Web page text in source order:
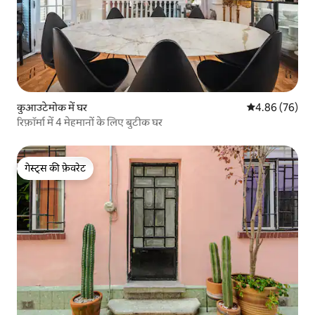
कुआउटेमोक में घर औसत रेटिंग 5 में
4.86 (76)
रिफ़ॉर्मा में 4 मेहमानों के लिए बुटीक घर
गेस्ट्स की फ़ेवरेट
गेस्ट्स की फ़ेवरेट